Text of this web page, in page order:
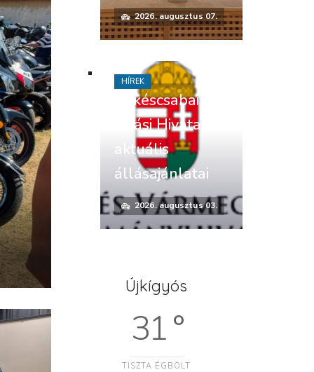
2026. augusztus 07.
Békéscsabai
Járási Hivatal
aktuális
állásajánlatai
2026. augusztus 03.
HÍREK
Újkígyós
31 °
TISZTA ÉGBOLT